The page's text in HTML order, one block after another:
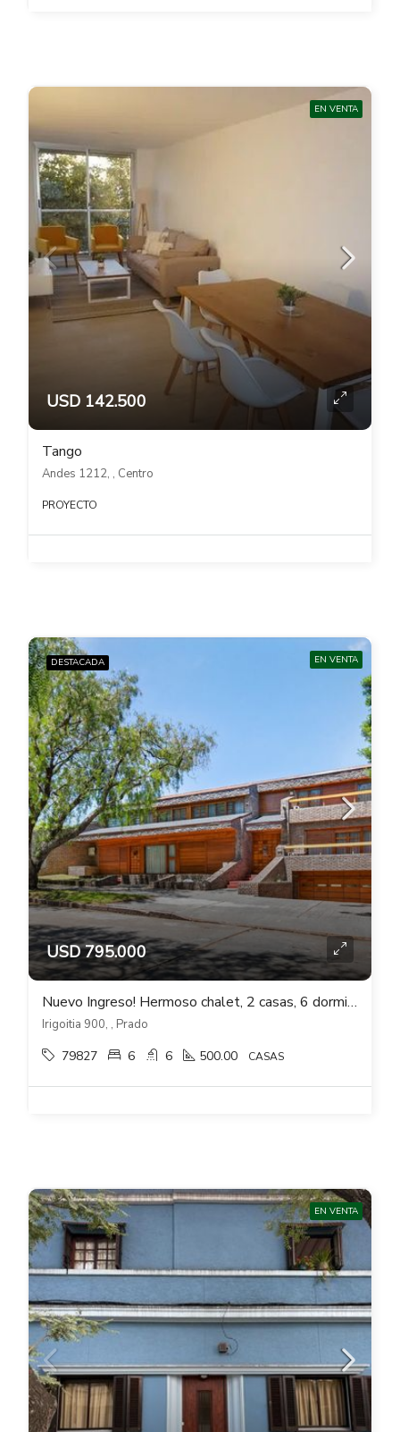
EN VENTA
USD 142.500
Tango
Andes 1212, , Centro
PROYECTO
DESTACADA EN VENTA
USD 795.000
Nuevo Ingreso! Hermoso chalet, 2 casas, 6 dormitorios, Fondo, Piscina en Prado
Irigoitia 900, , Prado
79827 6 6 500.00 CASAS
EN VENTA